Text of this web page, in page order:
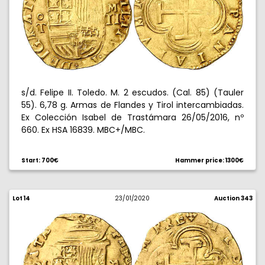
s/d. Felipe II. Toledo. M. 2 escudos. (Cal. 85) (Tauler
55). 6,78 g. Armas de Flandes y Tirol intercambiadas.
Ex Colección Isabel de Trastámara 26/05/2016, nº
660. Ex HSA 16839. MBC+/MBC.
Start: 700€ Hammer price: 1300€
Lot 14 23/01/2020 Auction 343